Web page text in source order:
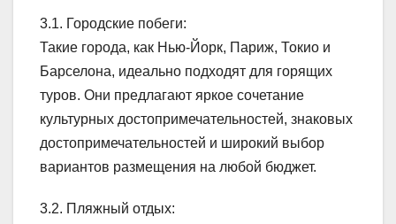
3.1. Городские побеги:
Такие города, как Нью-Йорк, Париж, Токио и
Барселона, идеально подходят для горящих
туров. Они предлагают яркое сочетание
культурных достопримечательностей, знаковых
достопримечательностей и широкий выбор
вариантов размещения на любой бюджет.
3.2. Пляжный отдых: